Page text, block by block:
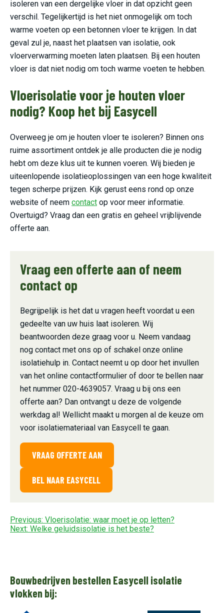
isoleren van een dergelijke vloer in dat opzicht geen
verschil. Tegelijkertijd is het niet onmogelijk om toch
warme voeten op een betonnen vloer te krijgen. In dat
geval zul je, naast het plaatsen van isolatie, ook
vloerverwarming moeten laten plaatsen. Bij een houten
vloer is dat niet nodig om toch warme voeten te hebben.
Vloerisolatie voor je houten vloer
nodig? Koop het bij Easycell
Overweeg je om je houten vloer te isoleren? Binnen ons
ruime assortiment ontdek je alle producten die je nodig
hebt om deze klus uit te kunnen voeren. Wij bieden je
uiteenlopende isolatieoplossingen van een hoge kwaliteit
tegen scherpe prijzen. Kijk gerust eens rond op onze
website of neem contact op voor meer informatie.
Overtuigd? Vraag dan een gratis en geheel vrijblijvende
offerte aan.
Vraag een offerte aan of neem
contact op
Begrijpelijk is het dat u vragen heeft voordat u een
gedeelte van uw huis laat isoleren. Wij
beantwoorden deze graag voor u. Neem vandaag
nog contact met ons op of schakel onze online
isolatiehulp in. Contact neemt u op door het invullen
van het online contactformulier of door te bellen naar
het nummer 020-4639057. Vraag u bij ons een
offerte aan? Dan ontvangt u deze de volgende
werkdag al! Wellicht maakt u morgen al de keuze om
voor isolatiemateriaal van Easycell te gaan.
VRAAG OFFERTE AAN
BEL NAAR EASYCELL
Bericht
navigatie
Previous: Vloerisolatie: waar moet je op letten?
Next: Welke geluidsisolatie is het beste?
Bouwbedrijven bestellen Easycell isolatie
vlokken bij: